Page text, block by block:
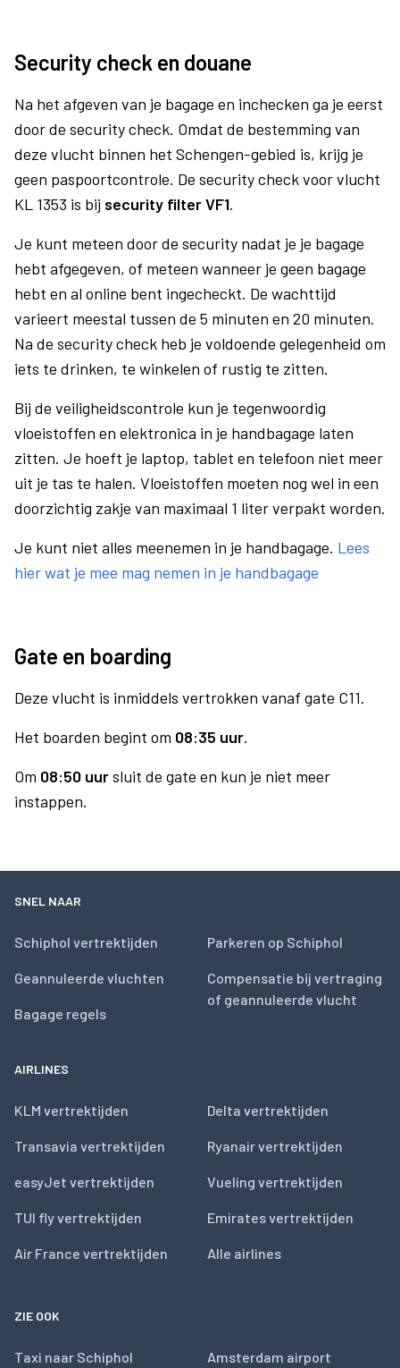
Security check en douane
Na het afgeven van je bagage en inchecken ga je eerst
door de security check. Omdat de bestemming van
deze vlucht binnen het Schengen-gebied is, krijg je
geen paspoortcontrole. De security check voor vlucht
KL 1353 is bij security filter VF1.
Je kunt meteen door de security nadat je je bagage
hebt afgegeven, of meteen wanneer je geen bagage
hebt en al online bent ingecheckt. De wachttijd
varieert meestal tussen de 5 minuten en 20 minuten.
Na de security check heb je voldoende gelegenheid om
iets te drinken, te winkelen of rustig te zitten.
Bij de veiligheidscontrole kun je tegenwoordig
vloeistoffen en elektronica in je handbagage laten
zitten. Je hoeft je laptop, tablet en telefoon niet meer
uit je tas te halen. Vloeistoffen moeten nog wel in een
doorzichtig zakje van maximaal 1 liter verpakt worden.
Je kunt niet alles meenemen in je handbagage. Lees
hier wat je mee mag nemen in je handbagage
Gate en boarding
Deze vlucht is inmiddels vertrokken vanaf gate C11.
Het boarden begint om 08:35 uur.
Om 08:50 uursluit de gate en kun je niet meer
instappen.
SNEL NAAR
Schiphol vertrektijden
Geannuleerde vluchten
Bagage regels
Parkeren op Schiphol
Compensatie bij vertraging
of geannuleerde vlucht
AIRLINES
KLM vertrektijden
Transavia vertrektijden
easyJet vertrektijden
TUI fly vertrektijden
Air France vertrektijden
Delta vertrektijden
Ryanair vertrektijden
Vueling vertrektijden
Emirates vertrektijden
Alle airlines
ZIE OOK
Taxi naar Schiphol Amsterdam airport